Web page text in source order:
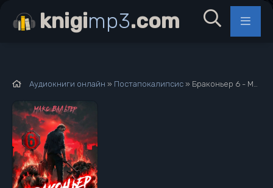
Аудиокниги онлайн » Постапокалипсис » Браконьер 6 - Макс Вальтер
knigimp3.com